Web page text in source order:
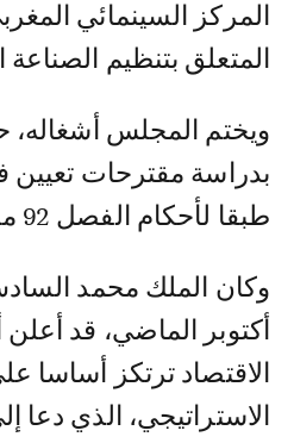
المركز السينمائي
المتعلق بتنظيم الصناعة
ويختم المجلس أشغاله،
بدراسة مقترحات
طبقا لأحكام الفصل 92 من الدستور.
وكان الملك محمد
أكتوبر الماضي، قد
الاقتصاد ترتكز أساسا
الاستراتيجي، الذي دعا